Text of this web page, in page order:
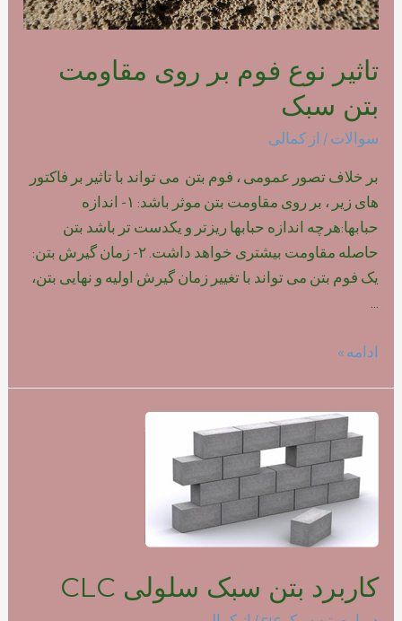
تاثیر نوع فوم بر روی مقاومت
بتن سبک
سوالات / از کمالی
بر خلاف تصور عمومی ، فوم بتن می تواند با تاثیر بر فاکتور
های زیر ، بر روی مقاومت بتن موثر باشد: ۱- اندازه
حبابها:هرچه اندازه حبابها ریزتر و یکدست تر باشد بتن
حاصله مقاومت بیشتری خواهد داشت. ۲- زمان گیرش بتن:
یک فوم بتن می تواند با تغییر زمان گیرش اولیه و نهایی بتن،
تاثیر
روی
مقاومت
بتن
ادامه »
کاربرد بتن سبک سلولی CLC